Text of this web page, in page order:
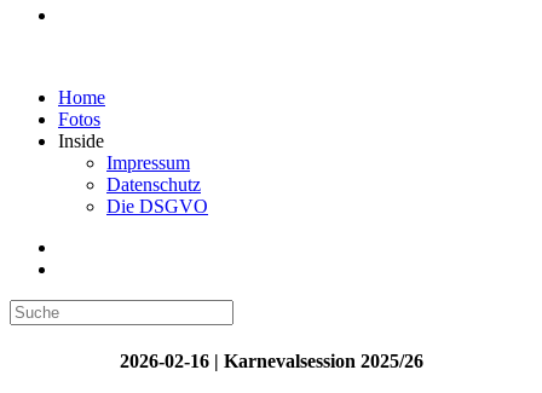
Home
Fotos
Inside
Impressum
Datenschutz
Die DSGVO
2026-02-16 | Karnevalsession 2025/26